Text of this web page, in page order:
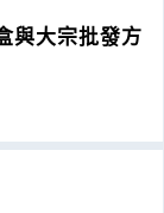
與大宗批發方